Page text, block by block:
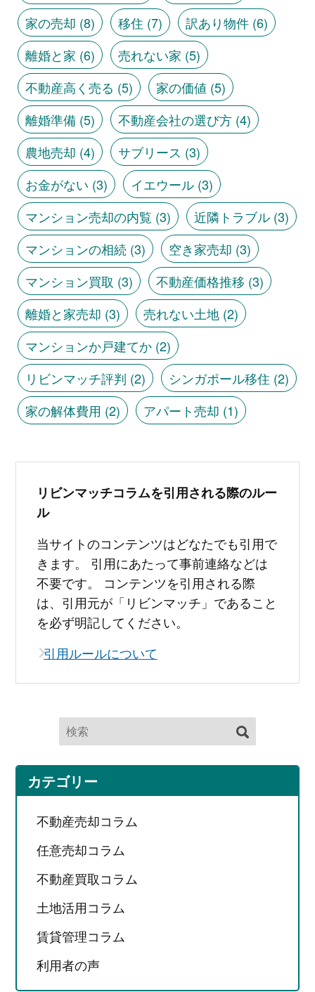
家の売却 (8) 移住 (7) 訳あり物件(6)
離婚と家 (6) 売れない家 (5)
不動産高く売る (5) 家の価値 (5)
離婚準備(5) 不動産会社の選び方(4)
農地売却 (4) サブリース (3)
お金がない (3) イエウール(3)
マンション売却の内覧 (3) 近隣トラブル(3)
マンションの相続(3) 空き家売却 (3)
マンション買取 (3) 不動産価格推移 (3)
離婚と家売却 (3) 売れない土地(2)
マンションか戸建てか(2)
リビンマッチ評判 (2) シンガポール移住 (2)
家の解体費用 (2) アパート売却 (1)
リビンマッチコラムを引用される際のルー
ル
当サイトのコンテンツはどなたでも引用で
きます。 引用にあたって事前連絡などは
不要です。 コンテンツを引用される際
は、引用元が「リビンマッチ」であること
を必ず明記してください。
引用ルールについて
カテゴリー
不動産売却コラム
任意売却コラム
不動産買取コラム
土地活用コラム
賃貸管理コラム
利用者の声